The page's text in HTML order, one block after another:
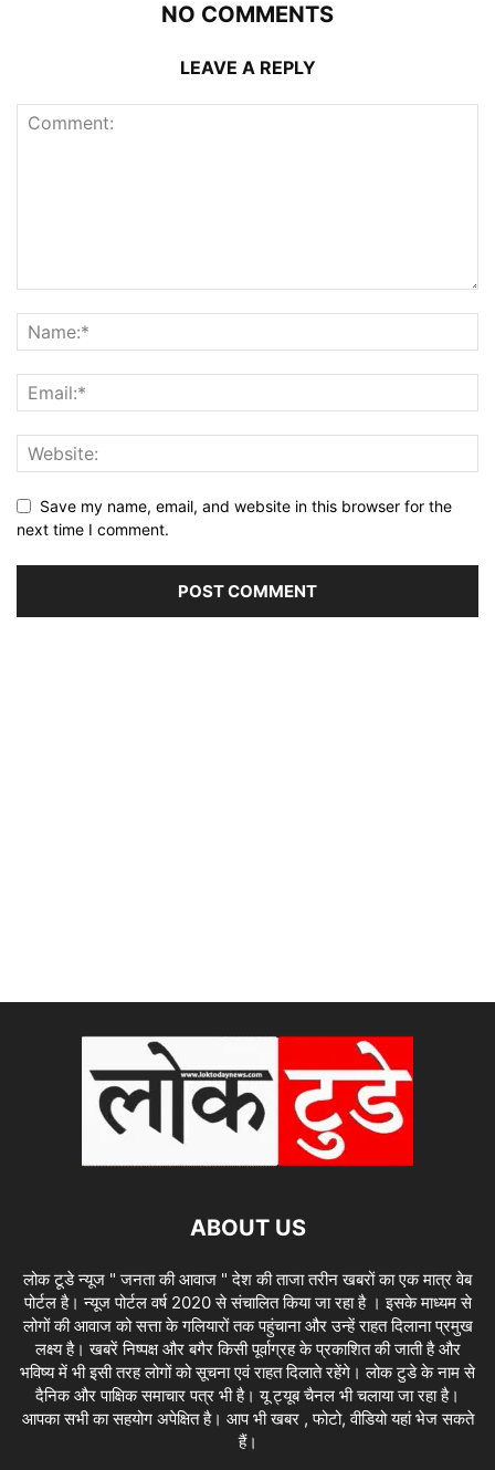
NO COMMENTS
LEAVE A REPLY
Save my name, email, and website in this browser for the
next time I comment.
ABOUT US
लोक टूडे न्यूज " जनता की आवाज " देश की ताजा तरीन खबरों का एक मात्र वेब
पोर्टल है। न्यूज पोर्टल वर्ष 2020 से संचालित किया जा रहा है । इसके माध्यम से
लोगों की आवाज को सत्ता के गलियारों तक पहुंचाना और उन्हें राहत दिलाना प्रमुख
लक्ष्य है। खबरें निष्पक्ष और बगैर किसी पूर्वाग्रह के प्रकाशित की जाती है और
भविष्य में भी इसी तरह लोगों को सूचना एवं राहत दिलाते रहेंगे। लोक टुडे के नाम से
दैनिक और पाक्षिक समाचार पत्र भी है। यू ट्यूब चैनल भी चलाया जा रहा है।
आपका सभी का सहयोग अपेक्षित है। आप भी खबर , फोटो, वीडियो यहां भेज सकते
हैं।